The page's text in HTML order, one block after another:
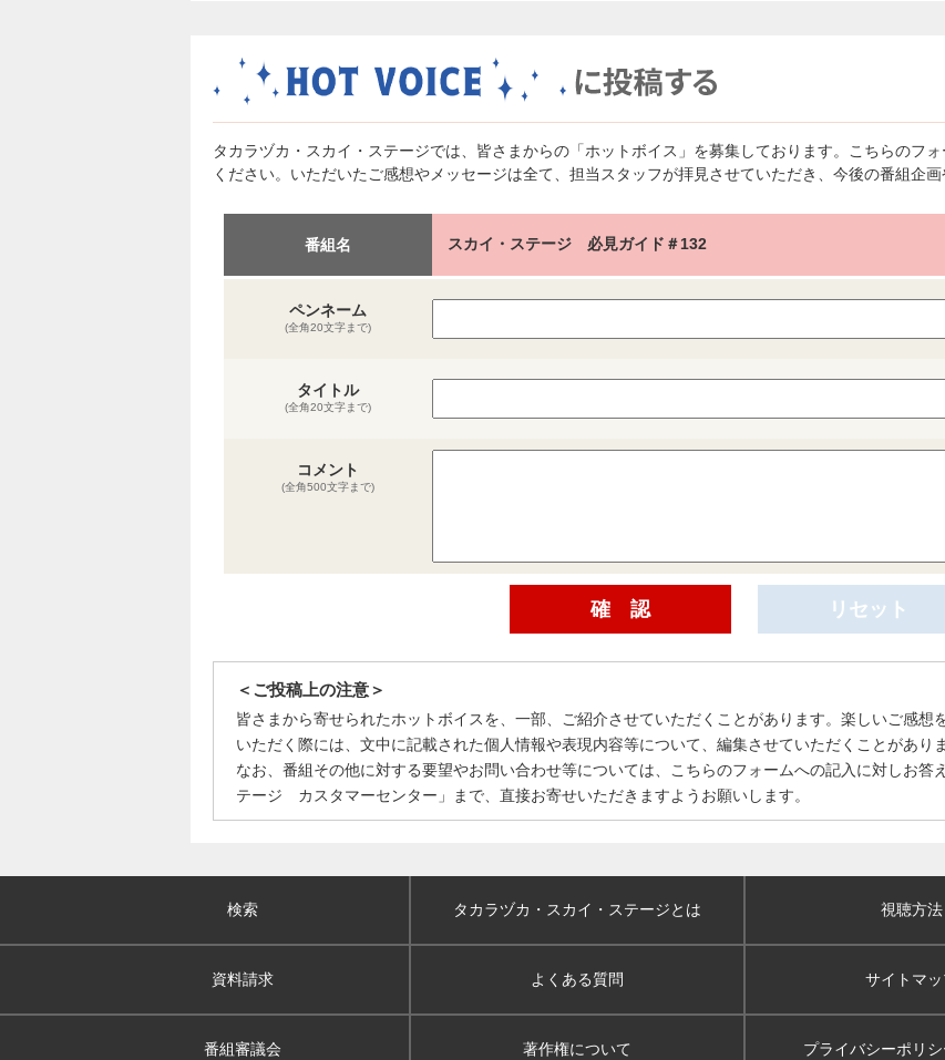
タカラヅカ・スカイ・ステージでは、皆さまからの「ホットボイス」を募集しております。こちらのフ
ください。いただいたご感想やメッセージは全て、担当スタッフが拝見させていただき、今後の番組企画
番組名 スカイ・ステージ 必見ガイド＃132
ペンネーム
(全角20文字まで)
タイトル
(全角20文字まで)
コメント
(全角500文字まで)
＜ご投稿上の注意＞
皆さまから寄せられたホットボイスを、一部、ご紹介させていただくことがあります。楽しいご感想
いただく際には、文中に記載された個人情報や表現内容等について、編集させていただくことがあり
なお、番組その他に対する要望やお問い合わせ等については、こちらのフォームへの記入に対しお答
テージ カスタマーセンター」まで、直接お寄せいただきますようお願いします。
検索 タカラヅカ・スカイ ・ステージとは 視聴方法
資料請求 よくある質問 サイトマ
番組審議会 著作権について プライバシーポリシ